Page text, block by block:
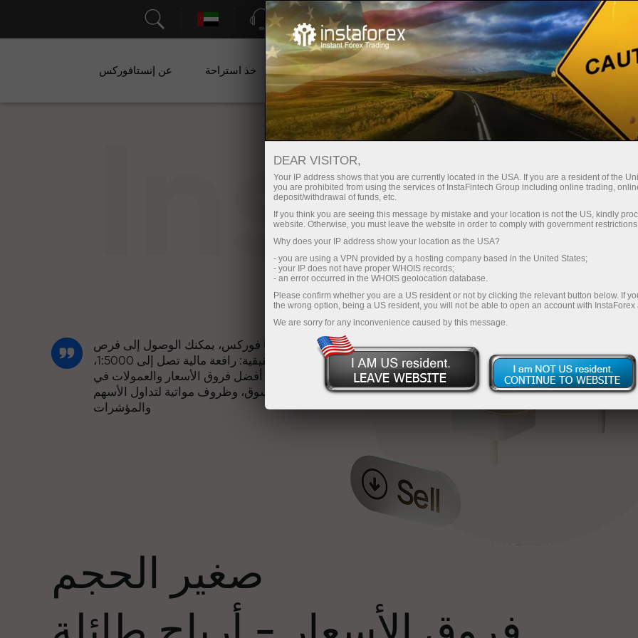
الدعم فتح الحساب الفوري منصة التداول
للمبتدئين للمستثمرين للشركاء الحملات خذ استراحة عن إنستافوركس
مع إنستا فوركس، يمكنك الوصول إلى فرص
تنافسية حقيقية: رافعة مالية تصل إلى 1:5000،
وبعض من أفضل فروق الأسعار والعمولات في
السوق، وظروف مواتية لتداول الأسهم
والمؤشرات
تتشارك سرعة المسار وسرعة التداول نفس
القيم. يُضفي أليش لوبرايس عناصر الحماس
والانضباط على عالم التداول، ويعمل كشريك
صغير الحجم
DEAR VISITOR,
Your IP address shows that you are currently located in the USA. If you are a resident of the
you are prohibited from using the services of InstaFintech Group including online trading,
deposit/withdrawal of funds, etc.
If you think you are seeing this message by mistake and your location is not the US, kindly
website. Otherwise, you must leave the website in order to comply with government
Why does your IP address show your location as the USA?
- you are using a VPN provided by a hosting company based in the United States;
- your IP does not have proper WHOIS records;
- an error occurred in the WHOIS geolocation database.
Please confirm whether you are a US resident or not by clicking the relevant button below. If
the wrong option, being a US resident, you will not be able to open an account with InstaForex
We are sorry for any inconvenience caused by this message.